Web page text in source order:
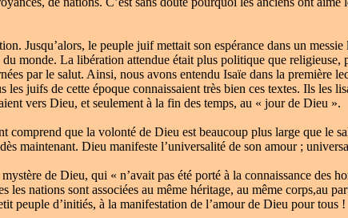
Jusqu’alors, le peuple juif mettait son espérance dans un
du monde. La libération attendue était plus politique que
par le salut. Ainsi, nous avons entendu Isaïe dans la
juifs de cette époque connaissaient très bien ces textes. Ils les
vers Dieu, et seulement à la fin des temps, au « jour de Dieu ».
que la volonté de Dieu est beaucoup plus large que le
maintenant. Dieu manifeste l’universalité de son amour ;
de Dieu, qui « n’avait pas été porté à la connaissance des
les nations sont associées au même héritage, au même corps,au
peuple d’initiés, à la manifestation de l’amour de Dieu pour tous !